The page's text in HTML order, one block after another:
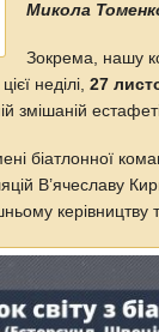
Микола
Зокрема, нашу
неділі,27
змішаній
біатлонної
В’ячеславу
керівництву